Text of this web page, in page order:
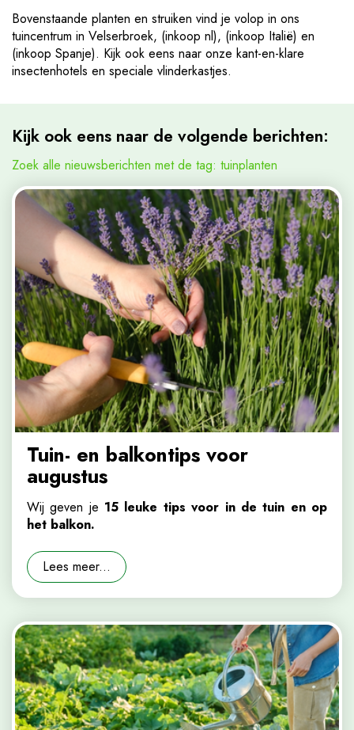
Bovenstaande planten en struiken vind je volop in ons
tuincentrum in Velserbroek, (inkoop nl), (inkoop Italië) en
(inkoop Spanje). Kijk ook eens naar onze kant-en-klare
insectenhotels en speciale vlinderkastjes.
Kijk ook eens naar de volgende berichten:
Zoek alle nieuwsberichten met de tag: tuinplanten
Tuin- en balkontips voor
augustus
Wij geven je 15 leuke tips voor in de tuin en op
het balkon.
Lees meer...